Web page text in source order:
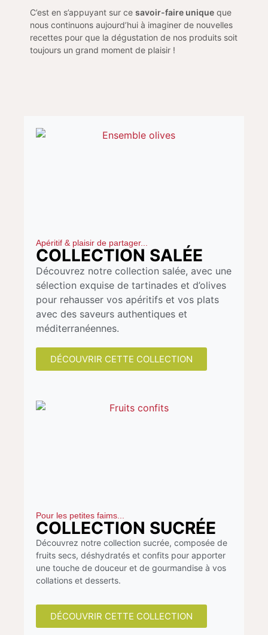
C’est en s’appuyant sur ce savoir-faire unique que
nous continuons aujourd’hui à imaginer de nouvelles
recettes pour que la dégustation de nos produits soit
toujours un grand moment de plaisir !
Apéritif & plaisir de partager...
COLLECTION SALÉE
Découvrez notre collection salée, avec une
sélection exquise de tartinades et d’olives
pour rehausser vos apéritifs et vos plats
avec des saveurs authentiques et
méditerranéennes.
DÉCOUVRIR CETTE COLLECTION
Pour les petites faims...
COLLECTION SUCRÉE
Découvrez notre collection sucrée, composée de
fruits secs, déshydratés et confits pour apporter
une touche de douceur et de gourmandise à vos
collations et desserts.
DÉCOUVRIR CETTE COLLECTION